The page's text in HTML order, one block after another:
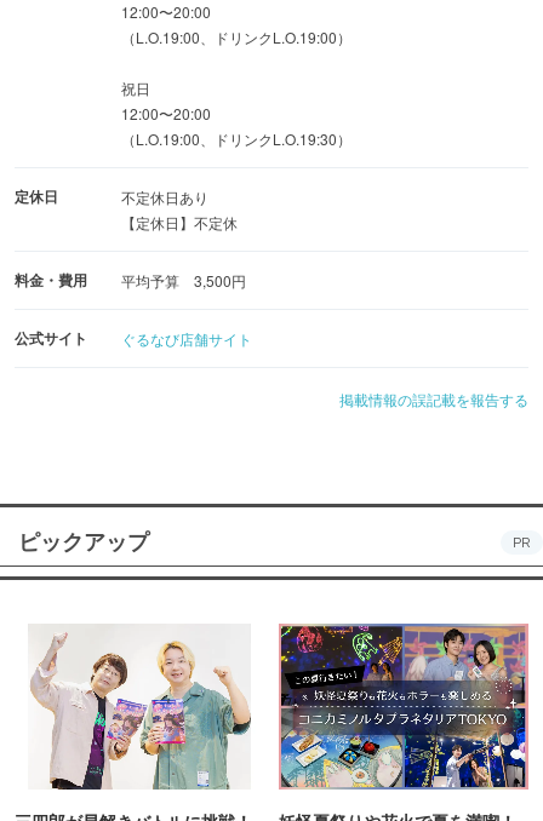
12:00〜20:00
（L.O.19:00、ドリンクL.O.19:00）
祝日
12:00〜20:00
（L.O.19:00、ドリンクL.O.19:30）
定休日
不定休日あり
【定休日】不定休
料金・費用 平均予算 3,500円
公式サイト ぐるなび店舗サイト
掲載情報の誤記載を報告する
ピックアップ PR